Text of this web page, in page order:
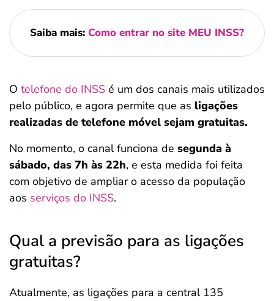
Saiba mais: Como entrar no site MEU INSS?
O telefone do INSS é um dos canais mais utilizados
pelo público, e agora permite que as ligações
realizadas de telefone móvel sejam gratuitas.
No momento, o canal funciona de segunda à
sábado, das 7h às 22h, e esta medida foi feita
com objetivo de ampliar o acesso da população
aos serviços do INSS.
Qual a previsão para as ligações
gratuitas?
Atualmente, as ligações para a central 135